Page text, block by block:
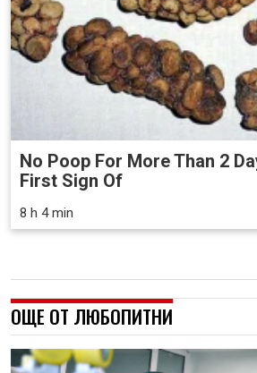
No Poop For More Than 2
First Sign Of
8 h 4 min
ОЩЕ ОТ ЛЮБОПИТНИ